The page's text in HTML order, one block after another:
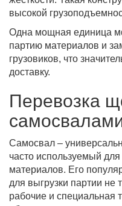
высокой
Одна мощная единица
партию материалов и
грузовиков, что
доставку.
Перевозка
Самосвал –
часто используемый
материалов. Его
для выгрузки партии не
рабочие и специальная